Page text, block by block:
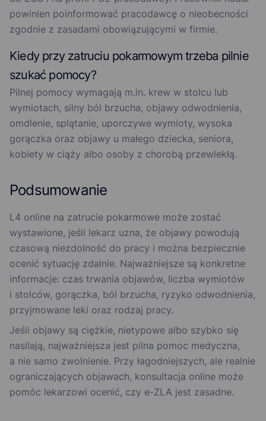
powinien poinformować pracodawcę o nieobecności
zgodnie z zasadami obowiązującymi w firmie.
Kiedy przy zatruciu pokarmowym trzeba pilnie
szukać pomocy?
Pilnej pomocy wymagają m.in. krew w stolcu lub
wymiotach, silny ból brzucha, objawy odwodnienia,
omdlenie, splątanie, uporczywe wymioty, wysoka
gorączka oraz objawy u małego dziecka, seniora,
kobiety w ciąży albo osoby z chorobą przewlekłą.
Podsumowanie
L4 online na zatrucie pokarmowe może zostać
wystawione, jeśli lekarz uzna, że objawy powodują
czasową niezdolność do pracy i można bezpiecznie
ocenić sytuację zdalnie. Najważniejsze są konkretne
informacje: czas trwania objawów, liczba wymiotów
i stolców, gorączka, ból brzucha, ryzyko odwodnienia,
przyjmowane leki oraz rodzaj pracy.
Jeśli objawy są ciężkie, nietypowe albo szybko się
nasilają, najważniejsza jest pilna pomoc medyczna,
a nie samo zwolnienie. Przy łagodniejszych, ale realnie
ograniczających objawach, konsultacja online może
pomóc lekarzowi ocenić, czy e-ZLA jest zasadne.